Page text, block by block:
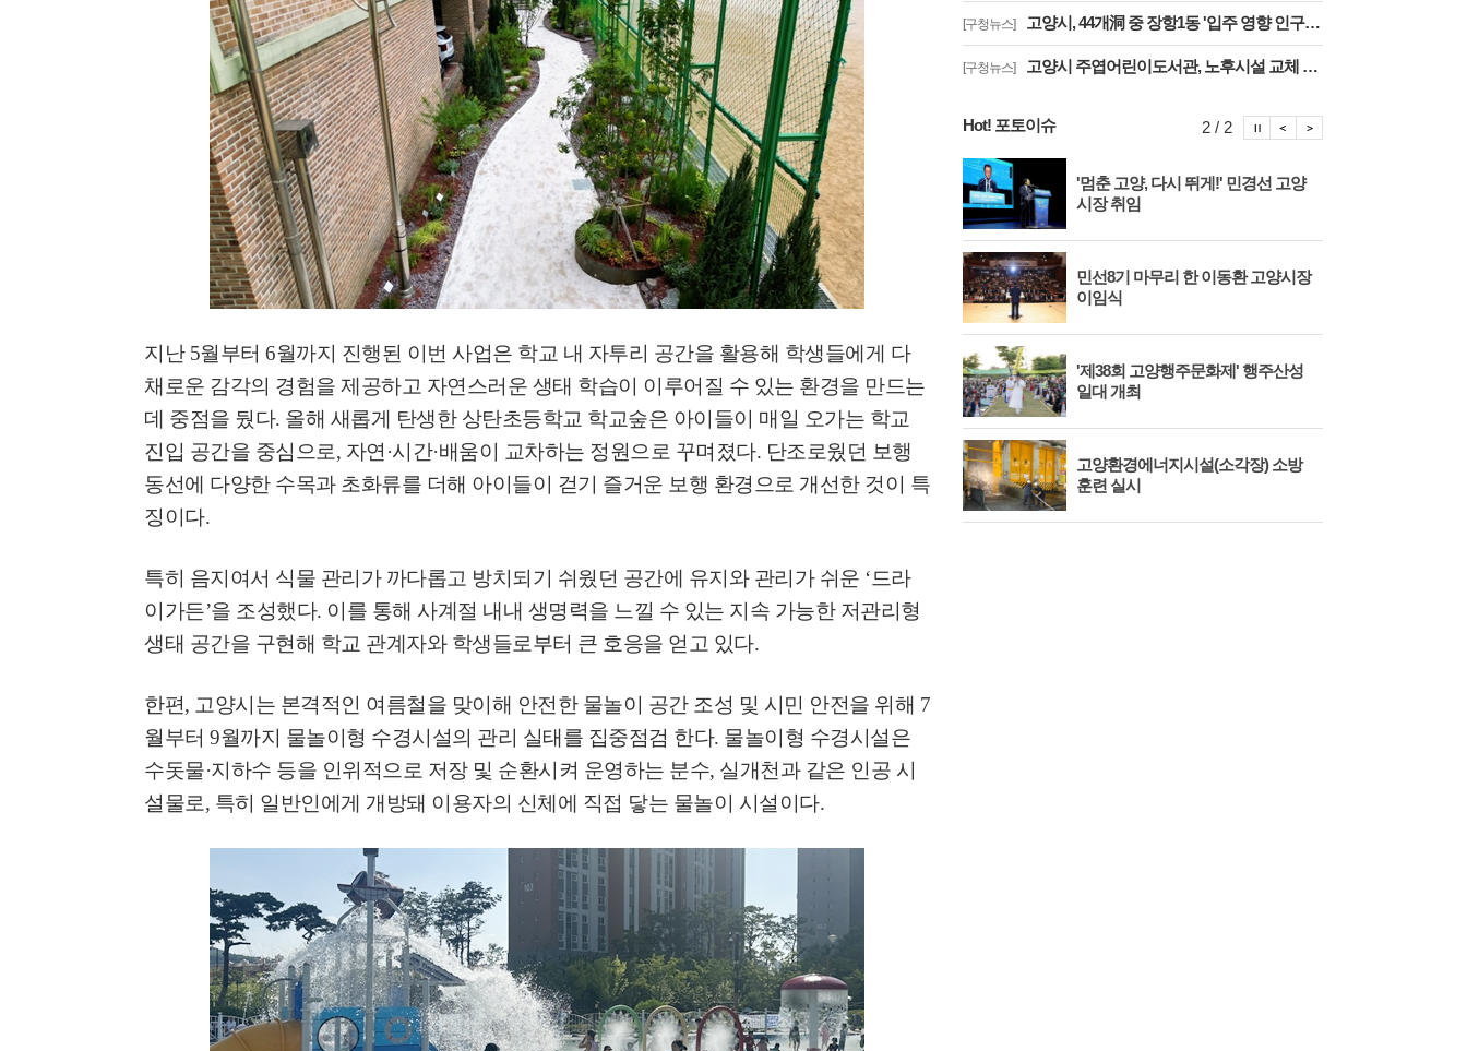
지난 5월부터 6월까지 진행된 이번 사업은 학교 내 자투리 공간을 활용해 학생들에게 다
채로운 감각의 경험을 제공하고 자연스러운 생태 학습이 이루어질 수 있는 환경을 만드는
데 중점을 뒀다. 올해 새롭게 탄생한 상탄초등학교 학교숲은 아이들이 매일 오가는 학교
진입 공간을 중심으로, 자연 ·시간·배움이 교차하는 정원으로 꾸며졌다. 단조로웠던 보행
동선에 다양한 수목과 초화류를 더해 아이들이 걷기 즐거운 보행 환경으로 개선한 것이 특
징이다.
특히 음지여서 식물 관리가 까다롭고 방치되기 쉬웠던 공간에 유지와 관리가 쉬운 ‘드라
이가든’을 조성했다. 이를 통해 사계절 내내 생명력을 느낄 수 있는 지속 가능한 저관리형
생태 공간을 구현해 학교 관계자와 학생들로부터 큰 호응을 얻고 있다.
한편, 고양시는 본격적인 여름철을 맞이해 안전한 물놀이 공간 조성 및 시민 안전을 위해 7
월부터 9월까지 물놀이형 수경시설의 관리 실태를 집중점검 한다. 물놀이형 수경시설은
수돗물·지하수 등을 인위적으로 저장 및 순환시켜 운영하는 분수, 실개천과 같은 인공 시
설물로, 특히 일반인에게 개방돼 이용자의 신체에 직접 닿는 물놀이 시설이다.
[구청뉴스] 고양시, 44개洞 중 장항1동 '입주 영향 인구 증가폭' 최고··풍산동도 증가세 지속
[구청뉴스] 고양시 주엽어린이도서관, 노후시설 교체 재개관 '다락·아기 독서공간 등 조성'
Hot! 포토이슈
'멈춘 고양, 다시 뛰게!' 민경선 고양
시장 취임
민선8기 마무리 한 이동환 고양시장
이임식
일대 개최
고양환경에너지시설(소각장) 소방
훈련 실시
고양시 폭염특보에 '도로 살수차' 전
면 가동
물향기수목원 무궁화 절정 '50여 품
종 감상'
대회 시구
제30회 고양특례시장기 배드민턴대
회 개최
'멈춘 고양, 다시 뛰게!' 민경선 고양
시장 취임
민선8기 마무리 한 이동환 고양시장
이임식
'제38회 고양행주문화제' 행주산성
일대 개최
고양환경에너지시설(소각장) 소방
훈련 실시
2 / 2 포토이슈 이전보기
포토이슈 정지